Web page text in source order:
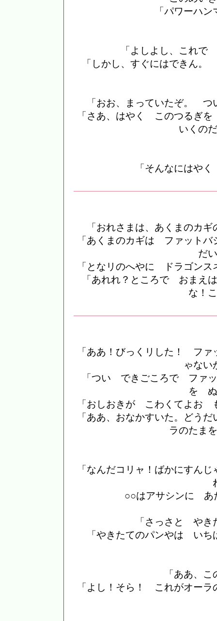
「パワーハ
「よしよし、これ
「しかし、すぐにはできん
「おお、まっていたぞ。
「さあ、はやく このつるぎ
いくの
「そんなにはや
「おれさまは、あくまのカ
「あくまのカギは ファット
だ
「となリのへやに ドラゴン
「あれれ？ところで おま
な！
「ああ！びっくリした！ フ
ゃない
「つい できごころで ファ
を ぬ
「おしおきが こわくてよお
「ああ、おなかすいた。どう
ラのたま
「なんだコリャ！ばかにすん
○○はアサシンに あ
「さっさと や
「やきたてのパンやは い
「ああ、
「よし！そら！ これがオー